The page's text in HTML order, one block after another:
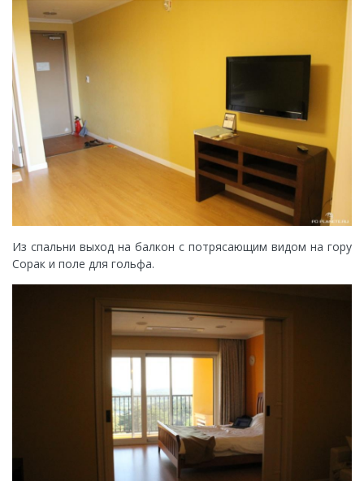
Из спальни выход на балкон с потрясающим видом на гору
Сорак и поле для гольфа.